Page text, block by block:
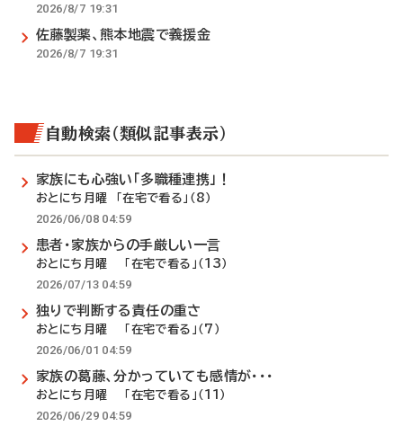
2026/8/7 19:31
佐藤製薬、熊本地震で義援金
2026/8/7 19:31
自動検索（類似記事表示）
家族にも心強い「多職種連携」！
おとにち月曜 「在宅で看る」（8）
2026/06/08 04:59
患者・家族からの手厳しい一言
おとにち月曜 「在宅で看る」（13）
2026/07/13 04:59
独りで判断する責任の重さ
おとにち月曜 「在宅で看る」（7）
2026/06/01 04:59
家族の葛藤、分かっていても感情が・・・
おとにち月曜 「在宅で看る」（11）
2026/06/29 04:59